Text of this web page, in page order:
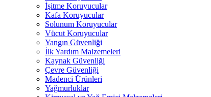
İşitme Koruyucular
Kafa Koruyucular
Solunum Koruyucular
Vücut Koruyucular
Yangın Güvenliği
İlk Yardım Malzemeleri
Kaynak Güvenliği
Çevre Güvenliği
Madenci Ürünleri
Yağmurluklar